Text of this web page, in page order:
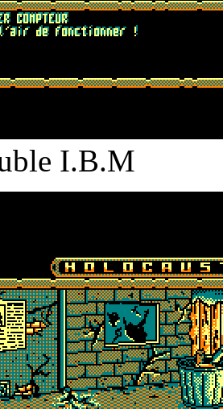
I.B.M